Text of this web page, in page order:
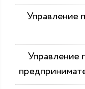
Управление
Управление